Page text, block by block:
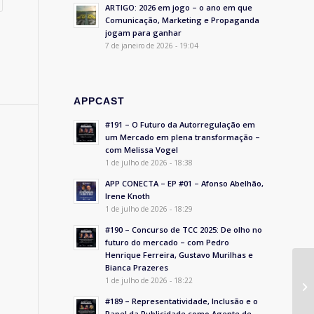
ARTIGO: 2026 em jogo – o ano em que
Comunicação, Marketing e Propaganda
jogam para ganhar
7 de janeiro de 2026 - 19:04
APPCAST
#191 – O Futuro da Autorregulação em
um Mercado em plena transformação –
com Melissa Vogel
1 de julho de 2026 - 18:38
APP CONECTA – EP #01 – Afonso Abelhão,
Irene Knoth
1 de julho de 2026 - 18:29
#190 – Concurso de TCC 2025: De olho no
futuro do mercado – com Pedro
Henrique Ferreira, Gustavo Murilhas e
Bianca Prazeres
1 de julho de 2026 - 18:22
#189 – Representatividade, Inclusão e o